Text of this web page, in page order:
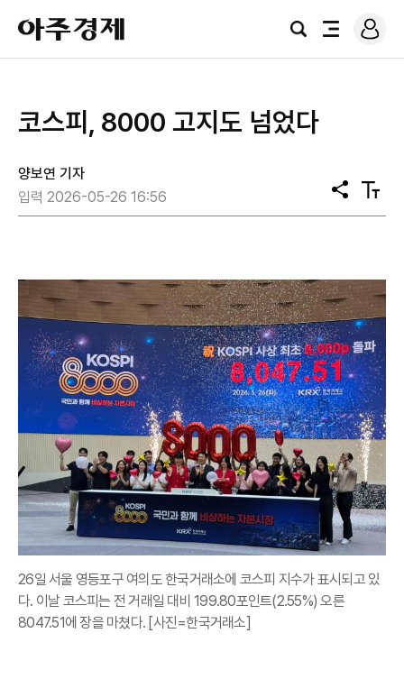
아
주
경
검
전
로
그
코스피, 8000 고지도 넘었다
양보연 기자
입력 2026-05-26 16:56
공
유
텍
스
26일 서울 영등포구 여의도 한국거래소에 코스피 지수가 표시되고 있
다. 이날 코스피는 전 거래일 대비 199.80포인트(2.55%) 오른
8047.51에 장을 마쳤다. [사진=한국거래소]